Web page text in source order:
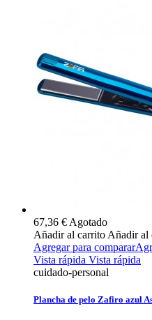
67,36 € Agotado
Añadir al carrito Añadir al
Agregar para comparar
Vista rápida Vista rápida
cuidado-personal
Plancha de pelo Zafiro azul